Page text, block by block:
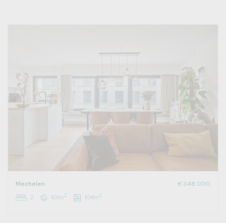
Mechelen
€ 348.000
2
101m2 104m2